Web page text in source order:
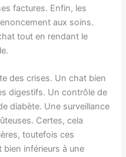
factures. Enfin, les
aux soins.
tout en rendant le
des crises. Un chat bien
digestifs. Un contrôle de
diabète. Une surveillance
Certes, cela
toutefois ces
inférieurs à une